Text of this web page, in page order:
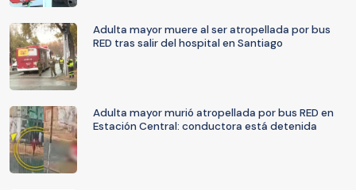
Adulta mayor muere al ser atropellada por bus
RED tras salir del hospital en Santiago
Adulta mayor murió atropellada por bus RED en
Estación Central: conductora está detenida